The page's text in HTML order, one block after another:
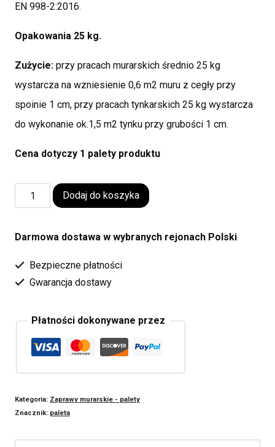
EN 998-2:2016.
Opakowania 25 kg.
Zużycie: przy pracach murarskich średnio 25 kg
wystarcza na wzniesienie 0,6 m2 muru z cegły przy
spoinie 1 cm, przy pracach tynkarskich 25 kg wystarcza
do wykonanie ok.1,5 m2 tynku przy grubości 1 cm.
Cena dotyczy 1 palety produktu
Dodaj do koszyka
Darmowa dostawa w wybranych rejonach Polski
Bezpieczne płatności
Gwarancja dostawy
Płatności dokonywane przez
Kategoria: Zaprawy murarskie - palety
Znacznik: paleta